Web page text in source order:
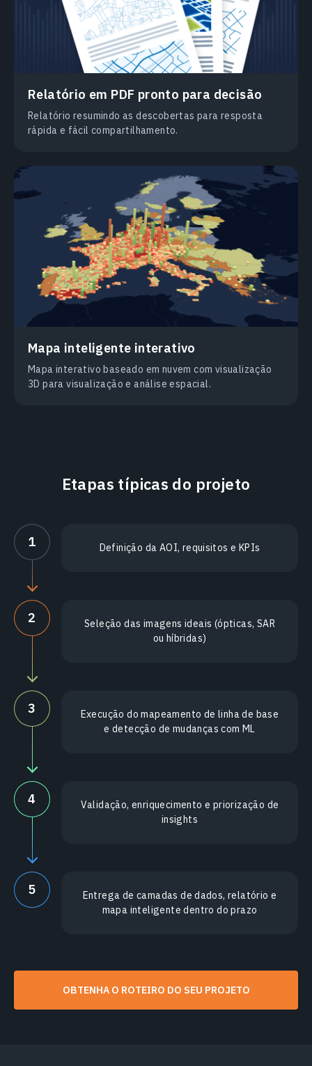
Relatório em PDF pronto para decisão
Relatório resumindo as descobertas para resposta
rápida e fácil compartilhamento.
Mapa inteligente interativo
Mapa interativo baseado em nuvem com visualização
3D para visualização e análise espacial.
Etapas típicas do projeto
1 Definição da AOI, requisitos e KPIs
2
Seleção das imagens ideais (ópticas, SAR
ou híbridas)
3
Execução do mapeamento de linha de base
e detecção de mudanças com ML
4
Validação, enriquecimento e priorização de
insights
5
Entrega de camadas de dados, relatório e
mapa inteligente dentro do prazo
OBTENHA O ROTEIRO DO SEU PROJETO